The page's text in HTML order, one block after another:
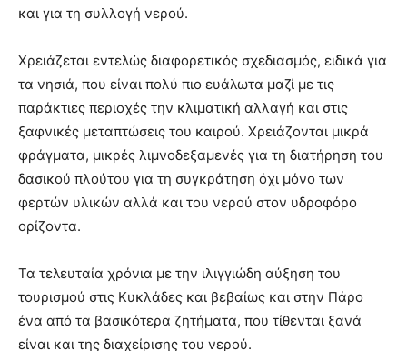
και για τη συλλογή νερού.
Χρειάζεται εντελώς διαφορετικός σχεδιασμός, ειδικά για
τα νησιά, που είναι πολύ πιο ευάλωτα μαζί με τις
παράκτιες περιοχές την κλιματική αλλαγή και στις
ξαφνικές μεταπτώσεις του καιρού. Χρειάζονται μικρά
φράγματα, μικρές λιμνοδεξαμενές για τη διατήρηση του
δασικού πλούτου για τη συγκράτηση όχι μόνο των
φερτών υλικών αλλά και του νερού στον υδροφόρο
ορίζοντα.
Τα τελευταία χρόνια με την ιλιγγιώδη αύξηση του
τουρισμού στις Κυκλάδες και βεβαίως και στην Πάρο
ένα από τα βασικότερα ζητήματα, που τίθενται ξανά
είναι και της διαχείρισης του νερού.